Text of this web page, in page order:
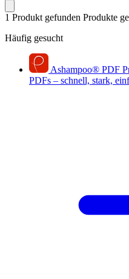
1 Produkt gefunden Produkte
Häufig gesucht
Ashampoo® PDF
PDFs – schnell, stark,